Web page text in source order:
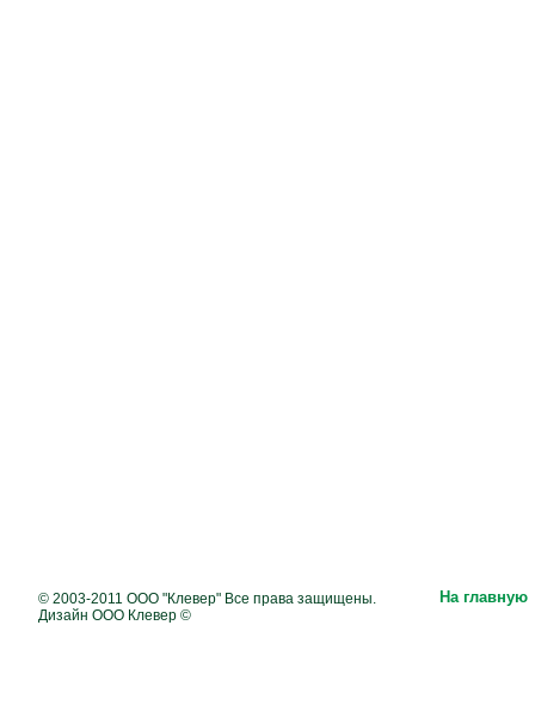
© 2003-2011 ООО "Клевер" Все права защищены.
Дизайн ООО Клевер ©
На главную